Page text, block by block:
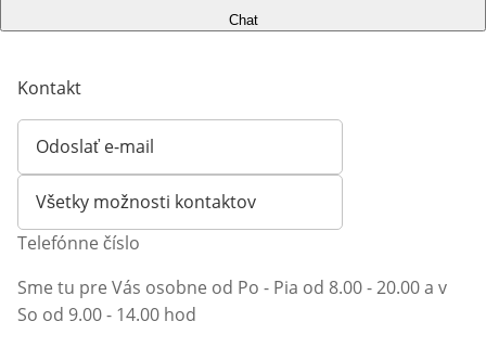
Chat
Kontakt
Odoslať e-mail
Otvorí e-mailového klienta
Všetky možnosti kontaktov
Telefónne číslo
Sme tu pre Vás osobne od Po - Pia od 8.00 - 20.00 a v
So od 9.00 - 14.00 hod